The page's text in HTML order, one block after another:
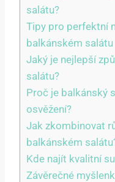
salátu?
Tipy pro perfektní
balkánském salátu
Jaký je nejlepší
salátu?
Proč je balkánský
osvěžení?
Jak zkombinovat
balkánském
Kde najít kvalitní⁤
Závěrečné